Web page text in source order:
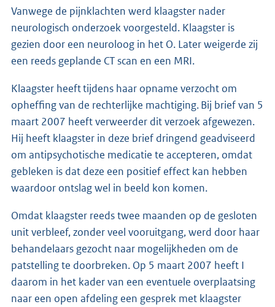
Vanwege de pijnklachten werd klaagster nader
neurologisch onderzoek voorgesteld. Klaagster is
gezien door een neuroloog in het O. Later weigerde zij
een reeds geplande CT scan en een MRI.
Klaagster heeft tijdens haar opname verzocht om
opheffing van de rechterlijke machtiging. Bij brief van 5
maart 2007 heeft verweerder dit verzoek afgewezen.
Hij heeft klaagster in deze brief dringend geadviseerd
om antipsychotische medicatie te accepteren, omdat
gebleken is dat deze een positief effect kan hebben
waardoor ontslag wel in beeld kon komen.
Omdat klaagster reeds twee maanden op de gesloten
unit verbleef, zonder veel vooruitgang, werd door haar
behandelaars gezocht naar mogelijkheden om de
patstelling te doorbreken. Op 5 maart 2007 heeft I
daarom in het kader van een eventuele overplaatsing
naar een open afdeling een gesprek met klaagster